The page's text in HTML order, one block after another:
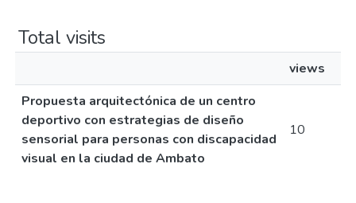
Total visits
views
Propuesta arquitectónica de un centro
deportivo con estrategias de diseño
sensorial para personas con discapacidad
visual en la ciudad de Ambato
10